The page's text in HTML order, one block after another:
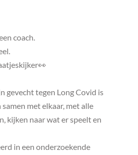
coach.
gevecht tegen Long Covid is
met elkaar, met alle
kijken naar wat er speelt en
in een onderzoekende